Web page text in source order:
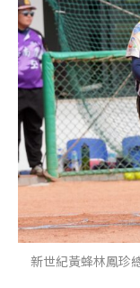
新世紀黃蜂林鳳珍